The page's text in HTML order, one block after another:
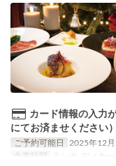
カード情報の入力
にてお済ませください）
ご予約可能日
2025年12
食事時間
ランチ, ディナー